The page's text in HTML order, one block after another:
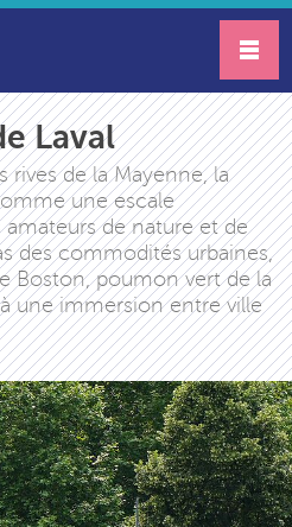
Laval
rives de la Mayenne, la
une escale
de nature et de
des commodités urbaines,
Boston, poumon vert de la
une immersion entre ville